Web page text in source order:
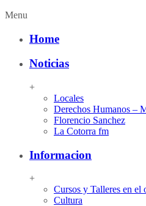
Menu
Home
Noticias
+
Locales
Derechos Humanos –
Florencio Sanchez
La Cotorra fm
Informacion
+
Cursos y Talleres en el
Cultura